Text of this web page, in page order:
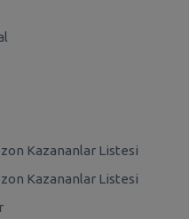
Kazananlar Listesi
Kazananlar Listesi